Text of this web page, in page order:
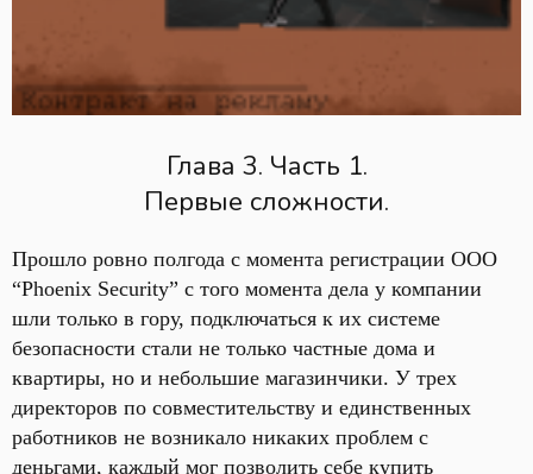
Глава 3. Часть 1.
Первые сложности.
Прошло ровно полгода с момента регистрации ООО
“Phoenix Security” с того момента дела у компании
шли только в гору, подключаться к их системе
безопасности стали не только частные дома и
квартиры, но и небольшие магазинчики. У трех
директоров по совместительству и единственных
работников не возникало никаких проблем с
деньгами, каждый мог позволить себе купить